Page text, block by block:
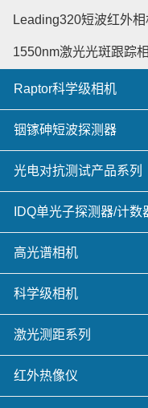
Leading320短波红外相
1550nm激光光斑跟踪
Raptor科学级相机
铟镓砷短波探测器
光电对抗测试产品系列
IDQ单光子探测器/计数
高光谱相机
科学级相机
激光测距系列
红外热像仪